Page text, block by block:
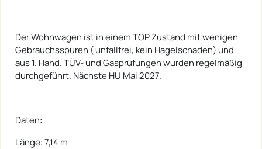
Der Wohnwagen ist in einem TOP Zustand mit wenigen
Gebrauchsspuren ( unfallfrei, kein Hagelschaden) und
aus 1. Hand. TÜV- und Gasprüfungen wurden regelmäßig
durchgeführt. Nächste HU Mai 2027.
Daten:
Länge: 7,14 m